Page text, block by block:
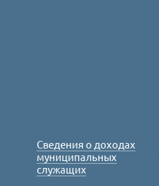
Сведения о доходах
муниципальных
служащих